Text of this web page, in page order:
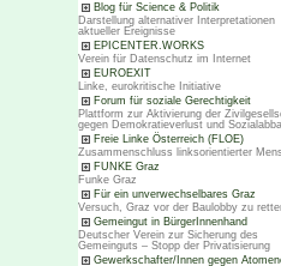
Blog für Science & Politik
Darstellung alternativer Interpretationen
aktueller Ereignisse
EPICENTER.WORKS
Verein für Datenschutz im Internet
EUROEXIT
Linke, eurokritische Initiative
Forum für soziale Gerechtigkeit
Plattform zur Aktivierung der
gegen Demokratieverlust und
Freie Linke Österreich (FLOE)
Zusammenschluss linksorientierter
FUNKE Graz
Funke Graz
Für ein unverwechselbares Graz
Versuch, Graz vor der Baulobby zu
Gemeingut in BürgerInnenhand
Deutscher Verein zur Sicherung des
Gemeinguts – Stopp der Privatisierung
Gewerkschafter/Innen gegen